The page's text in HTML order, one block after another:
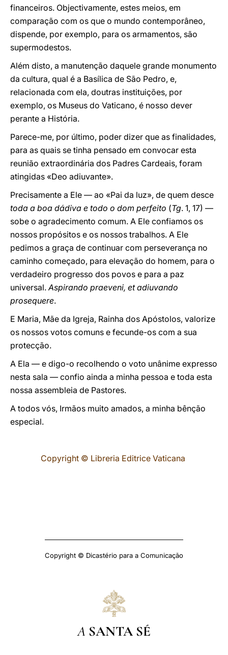
financeiros. Objectivamente, estes meios, em
comparação com os que o mundo contemporâneo,
dispende, por exemplo, para os armamentos, são
supermodestos.
Além disto, a manutenção daquele grande monumento
da cultura, qual é a Basílica de São Pedro, e,
relacionada com ela, doutras instituições, por
exemplo, os Museus do Vaticano, é nosso dever
perante a História.
Parece-me, por último, poder dizer que as finalidades,
para as quais se tinha pensado em convocar esta
reunião extraordinária dos Padres Cardeais, foram
atingidas «Deo adiuvante».
Precisamente a Ele — ao «Pai da luz», de quem desce
toda a boa dádiva e todo o dom perfeito (Tg. 1, 17) —
sobe o agradecimento comum. A Ele confiamos os
nossos propósitos e os nossos trabalhos. A Ele
pedimos a graça de continuar com perseverança no
caminho começado, para elevação do homem, para o
verdadeiro progresso dos povos e para a paz
universal.Aspirando praeveni, et adiuvando
prosequere.
E Maria, Mãe da Igreja, Rainha dos Apóstolos, valorize
os nossos votos comuns e fecunde-os com a sua
protecção.
A Ela — e digo-o recolhendo o voto unânime expresso
nesta sala — confio ainda a minha pessoa e toda esta
nossa assembleia de Pastores.
A todos vós, Irmãos muito amados, a minha bênção
especial.
Copyright © Libreria Editrice Vaticana
Copyright © Dicastério para a Comunicação
A SANTA SÉ